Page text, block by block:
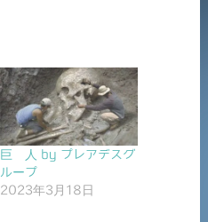
巨 人 by プレアデスグ
ループ
2023年3月18日